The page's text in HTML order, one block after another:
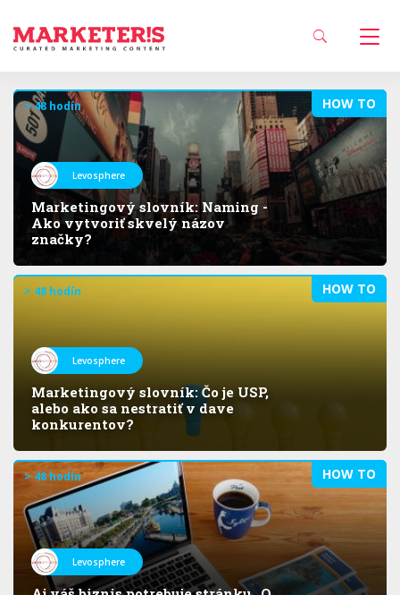
HOW TO
> 48 hodín
Levosphere
Marketingový slovník: Naming -
Ako vytvoriť skvelý názov
značky?
HOW TO
> 48 hodín
Levosphere
Marketingový slovník: Čo je USP,
alebo ako sa nestratiť v dave
konkurentov?
HOW TO
> 48 hodín
Levosphere